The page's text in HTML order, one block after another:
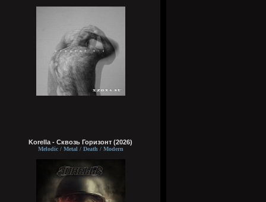
Korella - Сквозь Горизонт (2026)
Melodic / Metal / Death / Modern